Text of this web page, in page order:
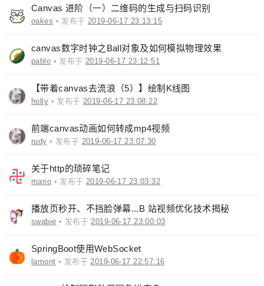
Canvas 进阶（一）二维码的生成与扫码识别
oakes • 发布于2019-06-17 23:13:15
canvas数字时钟之Ball对象及如何模拟物理效果
pablo • 发布于2019-06-17 23:12:51
【带着canvas去流浪（5）】绘制K线图
holly • 发布于2019-06-17 23:08:22
前端canvas动画如何转成mp4视频
rudy • 发布于 2019-06-17 23:07:30
关于http的琐碎笔记
mario • 发布于2019-06-17 23:03:32
播放页秒开、不挡脸弹幕...B 站视频优化技术揭秘
swabie • 发布于2019-06-17 23:00:03
SpringBoot使用WebSocket
lamont • 发布于2019-06-17 22:57:16